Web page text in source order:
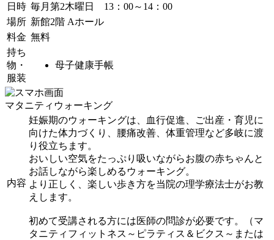
日時 毎月第2木曜日 13：00～14：00
場所 新館2階 Aホール
料金 無料
持ち
物・
服装
母子健康手帳
マタニティウォーキング
内容
妊娠期のウォーキングは、血行促進、ご出産・育児に
向けた体力づくり、腰痛改善、体重管理など多岐に渡
り役立ちます。
おいしい空気をたっぷり吸いながらお腹の赤ちゃんと
お話しながら楽しめるウォーキング。
より正しく、楽しい歩き方を当院の理学療法士がお教
えします。
初めて受講される方には医師の問診が必要です。（マ
タニティフィットネス～ピラティス＆ビクス～または